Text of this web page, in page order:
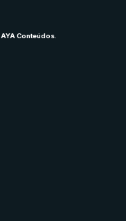
AYA Conteúdos.